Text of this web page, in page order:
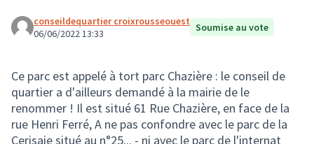
conseildequartier croixrousseouest
06/06/2022 13:33
Soumise au vote
Ce parc est appelé à tort parc Chazière : le conseil de
quartier a d'ailleurs demandé à la mairie de le
renommer ! Il est situé 61 Rue Chazière, en face de la
rue Henri Ferré, A ne pas confondre avec le parc de la
Cerisaie situé au n°25... - ni avec le parc de l'internat